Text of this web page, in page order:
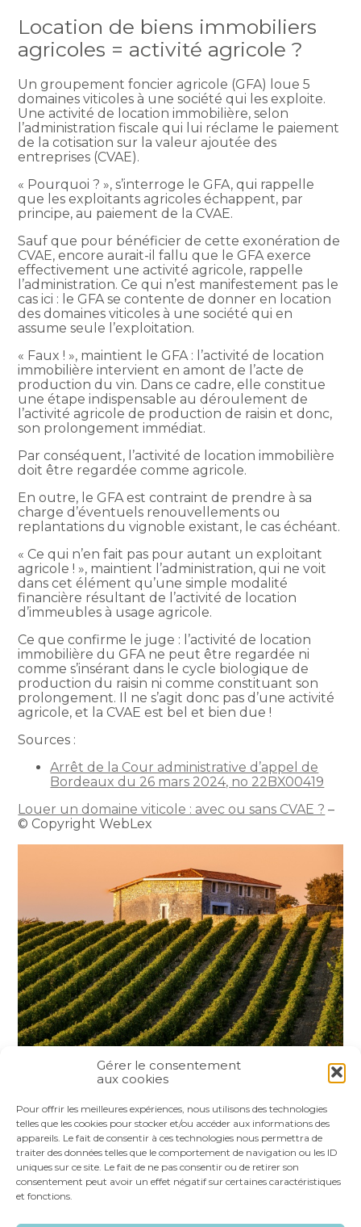
Gérer le consentement
aux cookies
Pour offrir les meilleures expériences, nous utilisons des technologies
telles que les cookies pour stocker et/ou accéder aux informations des
appareils. Le fait de consentir à ces technologies nous permettra de
traiter des données telles que le comportement de navigation ou les ID
uniques sur ce site. Le fait de ne pas consentir ou de retirer son
consentement peut avoir un effet négatif sur certaines caractéristiques
et fonctions.
Location de biens immobiliers
agricoles = activité agricole ?
Un groupement foncier agricole (GFA) loue 5
domaines viticoles à une société qui les exploite.
Une activité de location immobilière, selon
l’administration fiscale qui lui réclame le paiement
de la cotisation sur la valeur ajoutée des
entreprises (CVAE).
« Pourquoi ? », s’interroge le GFA, qui rappelle
que les exploitants agricoles échappent, par
principe, au paiement de la CVAE.
Sauf que pour bénéficier de cette exonération de
CVAE, encore aurait-il fallu que le GFA exerce
effectivement une activité agricole, rappelle
l’administration. Ce qui n’est manifestement pas le
cas ici : le GFA se contente de donner en location
des domaines viticoles à une société qui en
assume seule l’exploitation.
« Faux ! », maintient le GFA : l’activité de location
immobilière intervient en amont de l’acte de
production du vin. Dans ce cadre, elle constitue
une étape indispensable au déroulement de
l’activité agricole de production de raisin et donc,
son prolongement immédiat.
Par conséquent, l’activité de location immobilière
doit être regardée comme agricole.
En outre, le GFA est contraint de prendre à sa
charge d’éventuels renouvellements ou
replantations du vignoble existant, le cas échéant.
« Ce qui n’en fait pas pour autant un exploitant
agricole ! », maintient l’administration, qui ne voit
dans cet élément qu’une simple modalité
financière résultant de l’activité de location
d’immeubles à usage agricole.
Ce que confirme le juge : l’activité de location
immobilière du GFA ne peut être regardée ni
comme s’insérant dans le cycle biologique de
production du raisin ni comme constituant son
prolongement. Il ne s’agit donc pas d’une activité
agricole, et la CVAE est bel et bien due !
Sources :
Arrêt de la Cour administrative d’appel de
Bordeaux du 26 mars 2024, no 22BX00419
Louer un domaine viticole : avec ou sans CVAE ? –
© Copyright WebLex
FaceBook
TwitterLinkedIn